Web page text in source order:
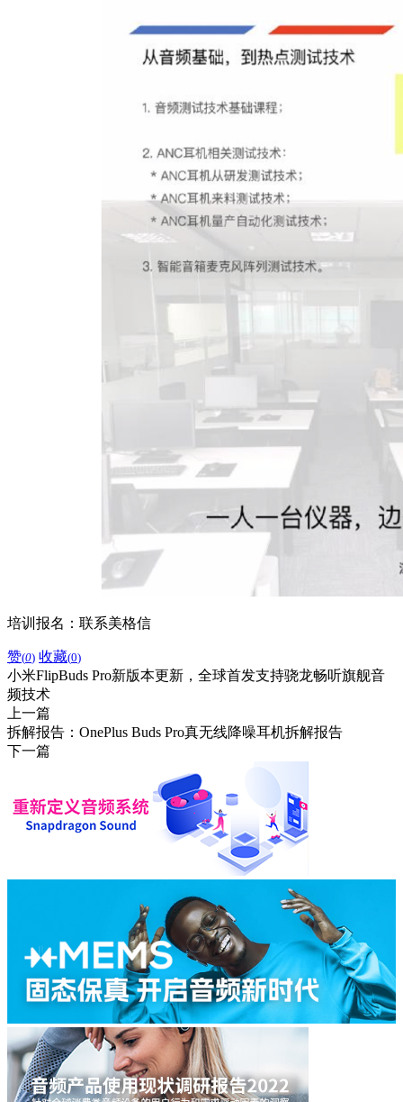
培训报名：联系美格信
赞(0) 收藏(0)
小米FlipBuds Pro新版本更新，全球首发支持骁龙畅听旗舰音
频技术
上一篇
拆解报告：OnePlus Buds Pro真无线降噪耳机拆解报告
下一篇